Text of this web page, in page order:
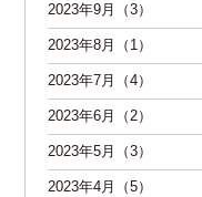
2023年9月（3）
2023年8月（1）
2023年7月（4）
2023年6月（2）
2023年5月（3）
2023年4月（5）